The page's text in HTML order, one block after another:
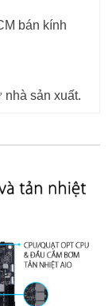
bán kính
sản xuất.